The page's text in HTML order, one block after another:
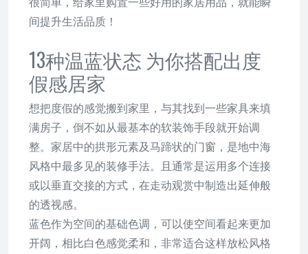
间提升生活品质！
13种温蓝状态 为你搭配出度
假感居家
想把度假的感觉搬到家里，与其找到一些家具来填
满房子，倒不如从最基本的软装饰手段就开始调
整。家居中的拱形元素及马蹄状的门窗，是地中海
风格中最多见的装修手法。且通常是运用多个连接
或以垂直交接的方式，在走动观赏中制造出延伸般
的透视感。
蓝色作为空间的基础色调，可以使空间看起来更加
开阔，相比白色感觉柔和，非常适合这样放松风格